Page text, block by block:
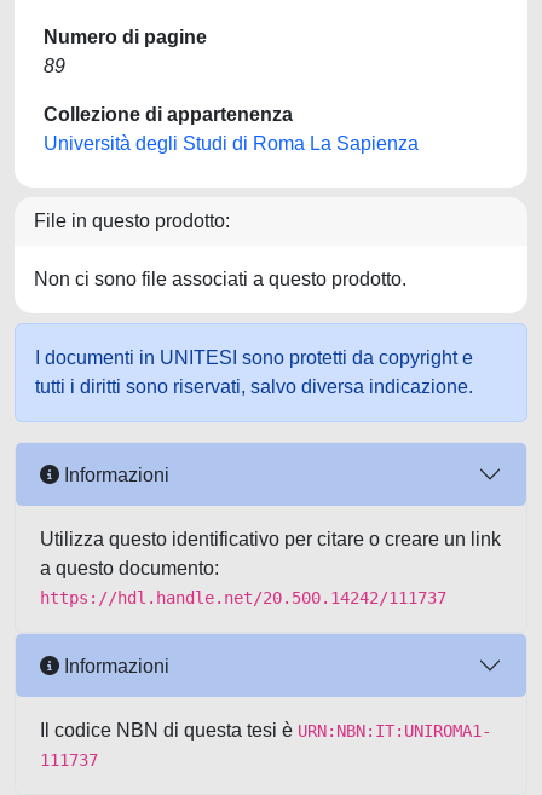
Numero di pagine
89
Collezione di appartenenza
Università degli Studi di Roma La Sapienza
File in questo prodotto:
Non ci sono file associati a questo prodotto.
I documenti in UNITESI sono protetti da copyright e
tutti i diritti sono riservati, salvo diversa indicazione.
Informazioni
Utilizza questo identificativo per citare o creare un link
a questo documento:
https://hdl.handle.net/20.500.14242/111737
Informazioni
Il codice NBN di questa tesi è URN:NBN:IT:UNIROMA1-
111737